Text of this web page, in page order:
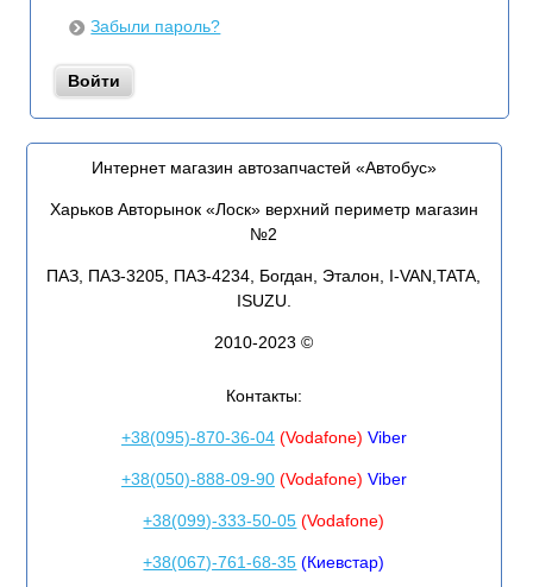
Забыли пароль?
Интернет магазин автозапчастей «Автобус»
Харьков Авторынок «Лоск» верхний периметр магазин
№2
ПАЗ, ПАЗ-3205, ПАЗ-4234, Богдан, Эталон, I-VAN,TATA,
ISUZU.
2010-2023 ©
Контакты:
+38(095)-870-36-04(Vodafone) Viber
+38(050)-888-09-90(Vodafone) Viber
+38(099)-333-50-05 (Vodafone)
+38(067)-761-68-35 (Киевстар)